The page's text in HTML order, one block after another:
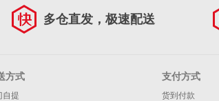
多仓直发，极速配送
方式
自提
支付方式
货到付款